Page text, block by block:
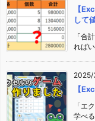
【
して
「合
れば
2025/
【
「エ
学べ